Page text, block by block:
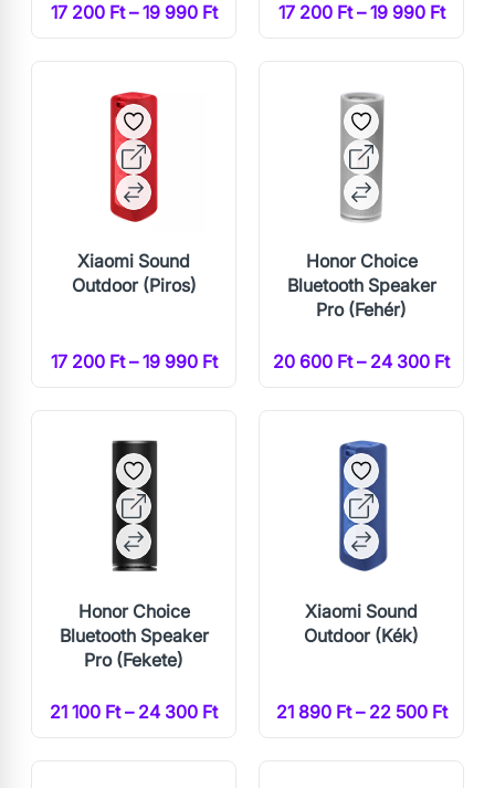
17 200 Ft – 19 990 Ft 17 200 Ft – 19 990 Ft
Xiaomi Sound
Outdoor (Piros)
17 200 Ft – 19 990 Ft
Honor Choice
Bluetooth Speaker
Pro (Fehér)
20 600 Ft – 24 300 Ft
Honor Choice
Bluetooth Speaker
Pro (Fekete)
21 100 Ft – 24 300 Ft
Xiaomi Sound
Outdoor (Kék)
21 890 Ft – 22 500 Ft